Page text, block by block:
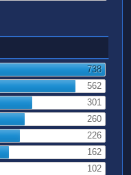
738
562
301
260
226
162
102